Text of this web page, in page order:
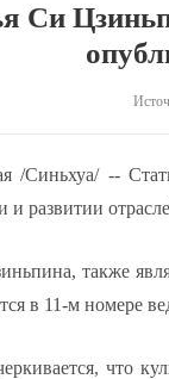
Си
/Синьхуа/ --
и развитии
также
в 11-м
что